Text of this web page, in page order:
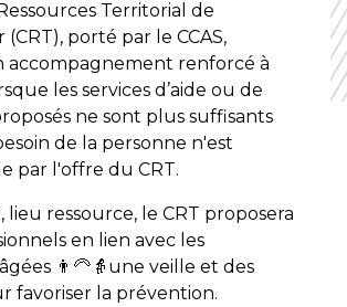
Territorial de
porté par le CCAS,
accompagnement renforcé à
les services d’aide ou de
ne sont plus suffisants
de la personne n'est
par l'offre du CRT.
lieu ressource, le CRT proposera
en lien avec les
👨‍🦳👵une veille et des
favoriser la prévention.